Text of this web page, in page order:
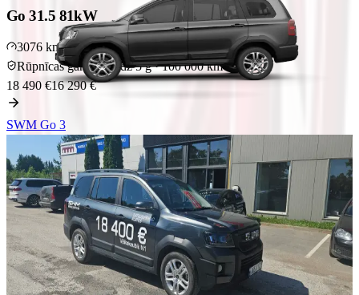
Go 31.5 81kW
3076 km
Benzīns
Rūpnīcas garantija līdz 5 g · 100 000 km
18 490 €16 290 €
SWM Go 3
Noliktavā
SWM
Go 3 VAN (N1)SWM G0 3 VAN (N1), 1.5 manual
8400 km
Benzīns
Rūpnīcas garantija līdz 5 g · 100 000 km
21 290 €17 490 €